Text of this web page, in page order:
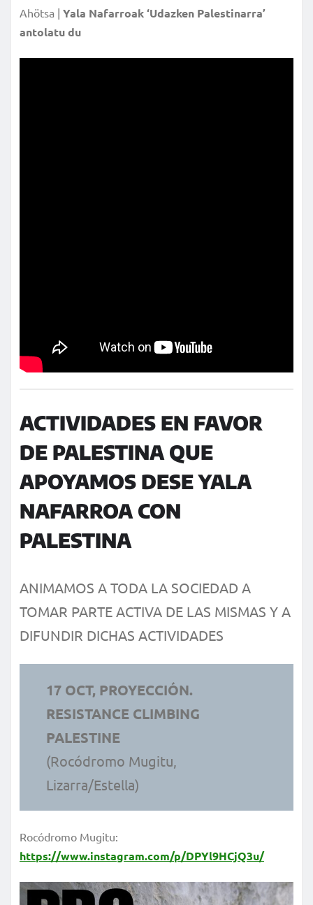
Ahötsa | Yala Nafarroak ‘Udazken Palestinarra’
antolatu du
ACTIVIDADES EN FAVOR
DE PALESTINA QUE
APOYAMOS DESE YALA
NAFARROA CON
PALESTINA
ANIMAMOS A TODA LA SOCIEDAD A
TOMAR PARTE ACTIVA DE LAS MISMAS Y A
DIFUNDIR DICHAS ACTIVIDADES
17 OCT, PROYECCIÓN.
RESISTANCE CLIMBING
PALESTINE
(Rocódromo Mugitu,
Lizarra/Estella)
Rocódromo Mugitu:
https://www.instagram.com/p/DPYl9HCjQ3u/